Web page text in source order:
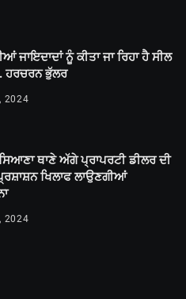
ਜਾਇਦਾਦਾਂ ਨੂੰ ਕੀਤਾ ਜਾ ਰਿਹਾ ਹੈ ਸੀਲ
ਹਰਚਰਨ ਭੁੱਲਰ
2024
ਥਾਣੇ ਅੱਗੇ ਪ੍ਰਾਪਰਟੀ ਡੀਲਰ ਦੀ
ਖਿਲਾਫ ਲਾਉਣਗੀਆਂ
2024